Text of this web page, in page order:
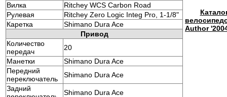
Вилка
Ritchey WCS Carbon Road
Рулевая
Ritchey Zero Logic Integ Pro, 1-1/8"
Каретка
Shimano Dura Ace
Привод
Количество
передач
20
Манетки
Shimano Dura Ace
Передний
переключатель
Shimano Dura Ace
Задний
Shimano Dura Ace
Author